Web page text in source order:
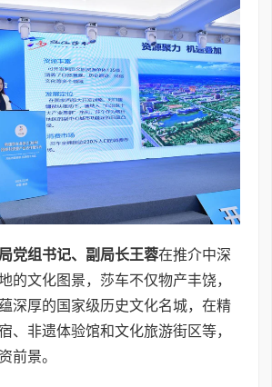
党组书记、副局长王蓉在推介中深
的文化图景，莎车不仅物产丰饶，
深厚的国家级历史文化名城，在精
、非遗体验馆和文化旅游街区等，
前景。